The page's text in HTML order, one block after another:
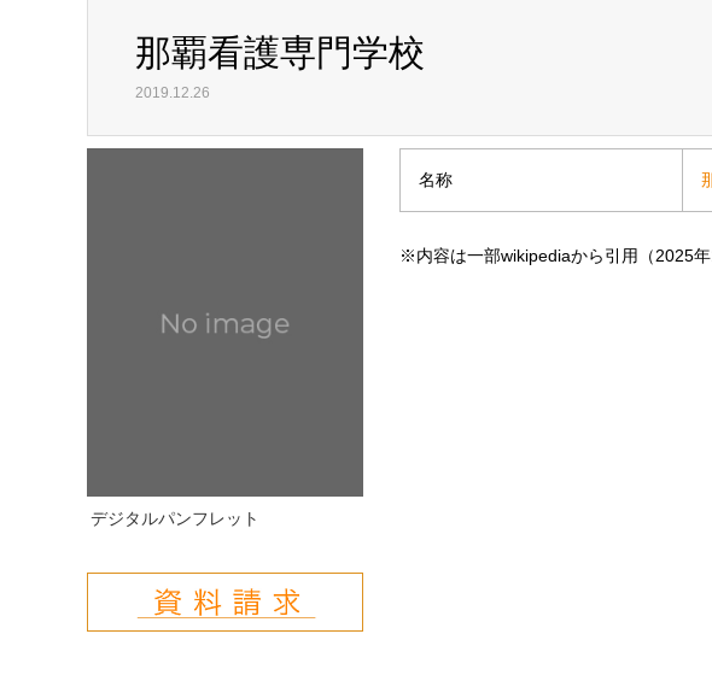
那覇看護専門学校
2019.12.26
デジタルパンフレット
名称
※内容は一部wikipediaから引用（2025年